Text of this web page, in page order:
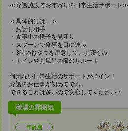
≪介護施設でお年寄りの日常生活サポート≫
＜具体的には…＞
・お話し相手
・食事中の様子を見守り
・スプーンで食事を口に運ぶ
・3時のおやつを用意して、お茶くみ
・トイレやお風呂の際のサポート
何気ない日常生活のサポートがメイン！
介護のお仕事が初めてでも、
できることは多いので安心してください＊
職場の雰囲気
年齢層